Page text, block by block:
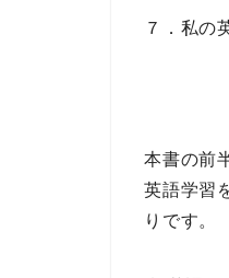
７．私の
本書の前
英語学習
りです。